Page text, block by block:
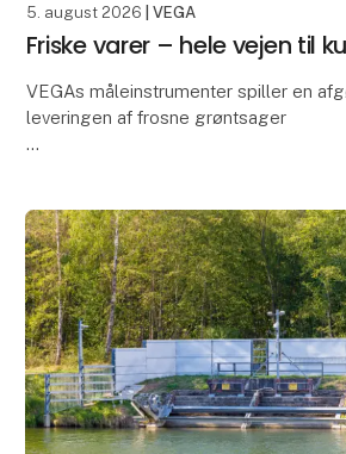
5. august 2026 | VEGA
Friske varer – hele vejen til
VEGAs måleinstrumenter spiller en
leveringen af frosne grøntsager
fødev